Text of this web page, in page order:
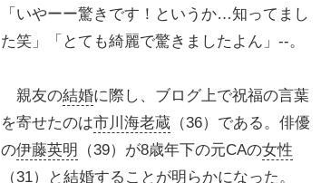
「いやーー驚きです！というか…知ってまし
た笑」「とても綺麗で驚きましたよん」--。
親友の結婚に際し、ブログ上で祝福の言葉
を寄せたのは市川海老蔵 （36）である。俳優
の伊藤英明 （39）が8歳年下の元CAの女性
（31）と結婚することが明らかになった。